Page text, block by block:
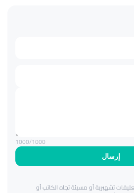
إرسال
1000/1000
تشهيرية أو مسيئة تجاه الكاتب أو